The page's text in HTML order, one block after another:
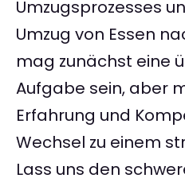
Umzugsprozesses
Umzug von Essen
mag zunächst eine
Aufgabe sein, aber
Erfahrung und
Wechsel zu einem
Lass uns den